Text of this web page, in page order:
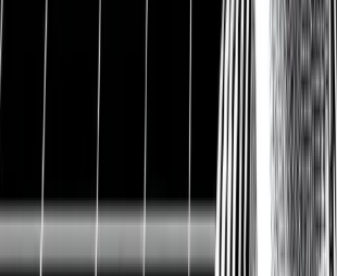
Entwicklung von Designs an.
Warum ist es passiert?
2.1 Zurückgehendes
Anhand der Quartalszahlen von